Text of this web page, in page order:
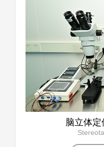
脑立体